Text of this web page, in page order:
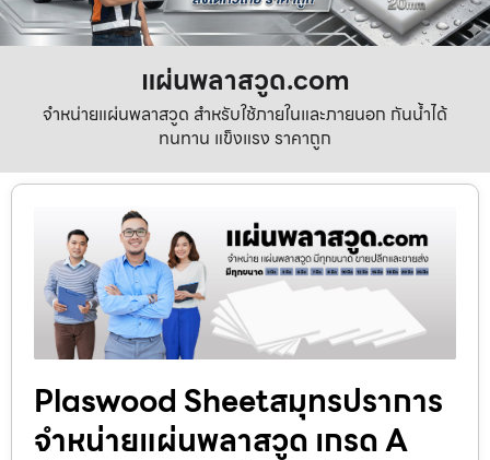
แผ่นพลาสวูด.com
จำหน่ายแผ่นพลาสวูด สำหรับใช้ภายในและภายนอก กันน้ำได้
ทนทาน แข็งแรง ราคาถูก
Plaswood Sheetสมุทรปราการ
จำหน่ายแผ่นพลาสวูด เกรด A